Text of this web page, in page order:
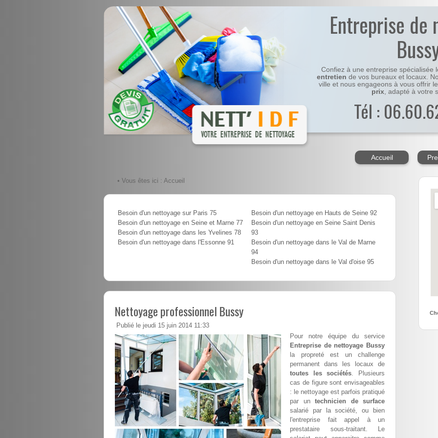
Entreprise de
Confiez à une entreprise spécialisée
entretien de vos bureaux et locaux.
ville et nous engageons à vous offrir le
prix, adapté à votre
Tél :
Accueil
• Vous êtes ici : Accueil
Besoin d'un nettoyage sur Paris 75
Besoin d'un nettoyage en Seine et Marne 77
Besoin d'un nettoyage dans les Yvelines 78
Besoin d'un nettoyage dans l'Essonne 91
Besoin d'un nettoyage en Hauts de Seine 92
Besoin d'un nettoyage en Seine Saint Denis
93
Besoin d'un nettoyage dans le Val de Marne
94
Besoin d'un nettoyage dans le Val d'oise 95
Nettoyage professionnel Bussy
Publié le jeudi 15 juin 2014 11:33
Pour notre équipe du service
Entreprise de nettoyage Bussy
la propreté est un challenge
permanent dans les locaux de
toutes les sociétés. Plusieurs
cas de figure sont envisageables
: le nettoyage est parfois pratiqué
par un technicien de surface
salarié par la société, ou bien
l'entreprise fait appel à un
prestataire sous-traitant. Le